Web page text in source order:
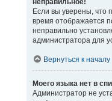
неправильное!
Если вы уверены, что
время отображается
неправильно
администратора для
Вернуться к началу
Моего языка нет в
Администратор не